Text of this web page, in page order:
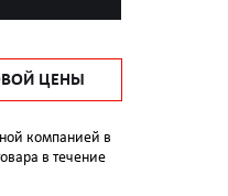
ЦЕНЫ
компанией в
в течение